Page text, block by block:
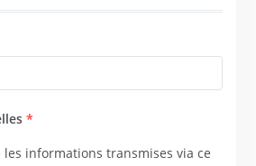
*
les informations transmises via ce